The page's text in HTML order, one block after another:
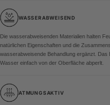
WASSERABWEISEND
Die wasserabweisenden Materialien halten
natürlichen Eigenschaften und die
wasserabweisende Behandlung ergänzt.
Wasser einfach von der Oberfläche abperlt.
ATMUNGSAKTIV